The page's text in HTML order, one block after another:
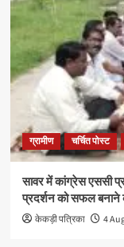
ग्रामीण चर्चित पोस्ट
सावर में कांग्रेस एससी
प्रदर्शन को सफल बनाने
केकड़ी पत्रिका 4